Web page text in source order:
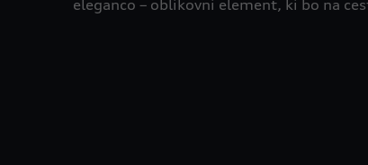
eleganco – oblikovni element, ki bo na